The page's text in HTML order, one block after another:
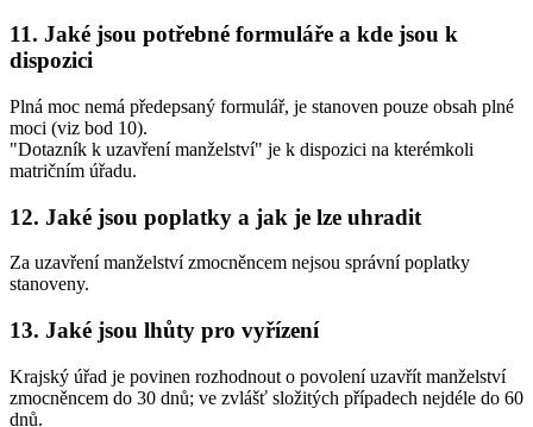
11. Jaké jsou potřebné formuláře a kde jsou k
dispozici
Plná moc nemá předepsaný formulář, je stanoven pouze obsah plné
moci (viz bod 10).
"Dotazník k uzavření manželství" je k dispozici na kterémkoli
matričním úřadu.
12. Jaké jsou poplatky a jak je lze uhradit
Za uzavření manželství zmocněncem nejsou správní poplatky
stanoveny.
13. Jaké jsou lhůty pro vyřízení
Krajský úřad je povinen rozhodnout o povolení uzavřít manželství
zmocněncem do 30 dnů; ve zvlášť složitých případech nejdéle do 60
dnů.